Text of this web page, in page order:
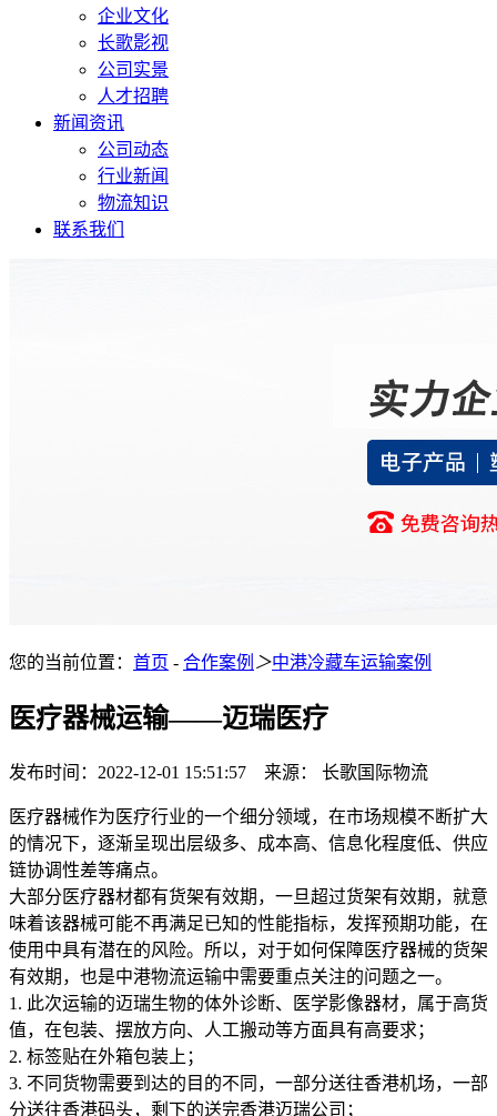
企业文化
长歌影视
公司实景
人才招聘
新闻资讯
公司动态
行业新闻
物流知识
联系我们
您的当前位置： 首页 - 合作案例 ＞中港冷藏车运输案例
医疗器械运输——迈瑞医疗
发布时间：2022-12-01 15:51:57 来源： 长歌国际物流
医疗器械作为医疗行业的一个细分领域，在市场规模不断扩大
的情况下，逐渐呈现出层级多、成本高、信息化程度低、供应
链协调性差等痛点。
大部分医疗器材都有货架有效期，一旦超过货架有效期，就意
味着该器械可能不再满足已知的性能指标，发挥预期功能，在
使用中具有潜在的风险。所以，对于如何保障医疗器械的货架
有效期，也是中港物流运输中需要重点关注的问题之一。
1. 此次运输的迈瑞生物的体外诊断、医学影像器材，属于高货
值，在包装、摆放方向、人工搬动等方面具有高要求；
2. 标签贴在外箱包装上；
3. 不同货物需要到达的目的不同，一部分送往香港机场，一部
分送往香港码头，剩下的送完香港迈瑞公司；